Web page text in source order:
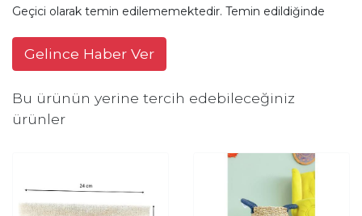
Geçici olarak temin edilememektedir. Temin edildiğinde
Gelince Haber Ver
Bu ürünün yerine tercih edebileceğiniz
ürünler